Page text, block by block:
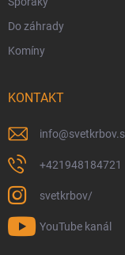
Do záhrady
Komíny
KONTAKT
info@
+421948184721
svetkrbov/
YouTube kanál